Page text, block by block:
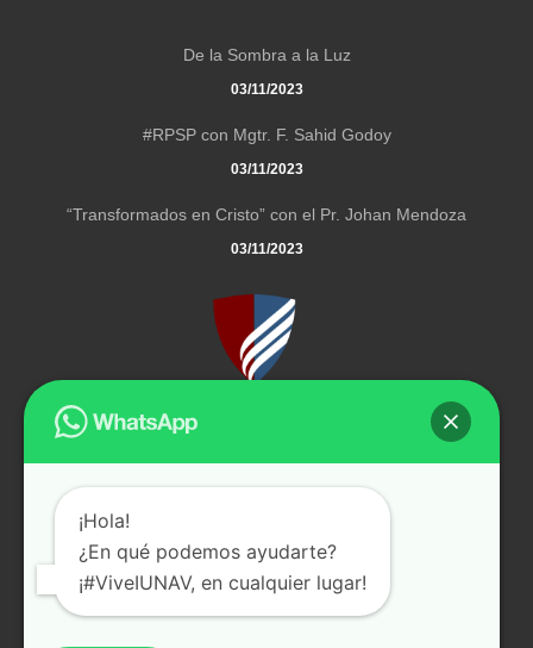
De la Sombra a la Luz
03/11/2023
#RPSP con Mgtr. F. Sahid Godoy
03/11/2023
“Transformados en Cristo” con el Pr. Johan Mendoza
03/11/2023
El Instituto Universitario Adventista de Venezuela es una
institución privada de educación superior que pertenece a la
Iglesia Adventista del Séptimo Día.
Carretera Panamericana, vía Salom, sector Las Lagunas
Teléfono: +58 (412) - 3665204
¡Hola!
¿En qué podemos ayudarte?
¡#ViveIUNAV, en cualquier lugar!